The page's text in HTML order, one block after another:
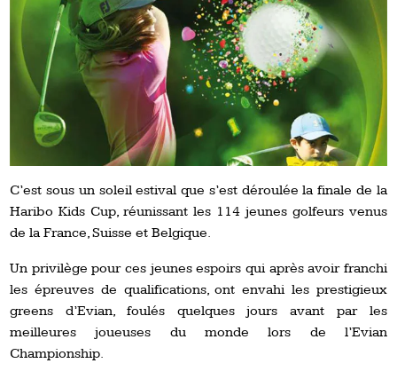
C’est sous un soleil estival que s’est déroulée la finale de la
Haribo Kids Cup, réunissant les 114 jeunes golfeurs venus
de la France, Suisse et Belgique.
Un privilège pour ces jeunes espoirs qui après avoir franchi
les épreuves de qualifications, ont envahi les prestigieux
greens d’Evian, foulés quelques jours avant par les
meilleures joueuses du monde lors de l’Evian
Championship.